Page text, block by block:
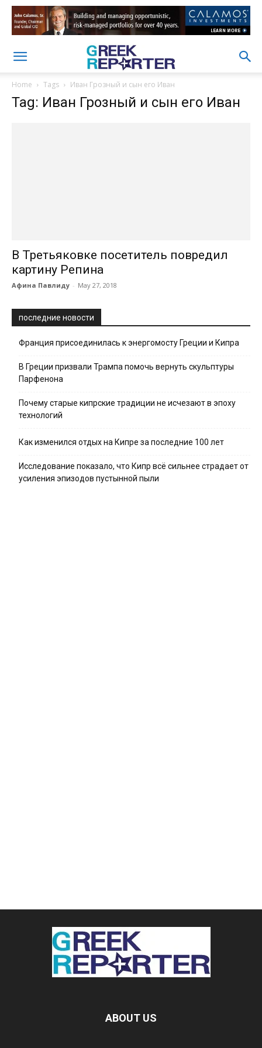
Home Tags Иван Грозный и сын его Иван
Tag: Иван Грозный и сын его Иван
В Третьяковке посетитель повредил
картину Репина
Афина Павлиду - May 27, 2018
последние новости
Франция присоединилась к энергомосту Греции и Кипра
В Греции призвали Трампа помочь вернуть скульптуры
Парфенона
Почему старые кипрские традиции не исчезают в эпоху
технологий
Как изменился отдых на Кипре за последние 100 лет
Исследование показало, что Кипр всё сильнее страдает от
усиления эпизодов пустынной пыли
ABOUT US